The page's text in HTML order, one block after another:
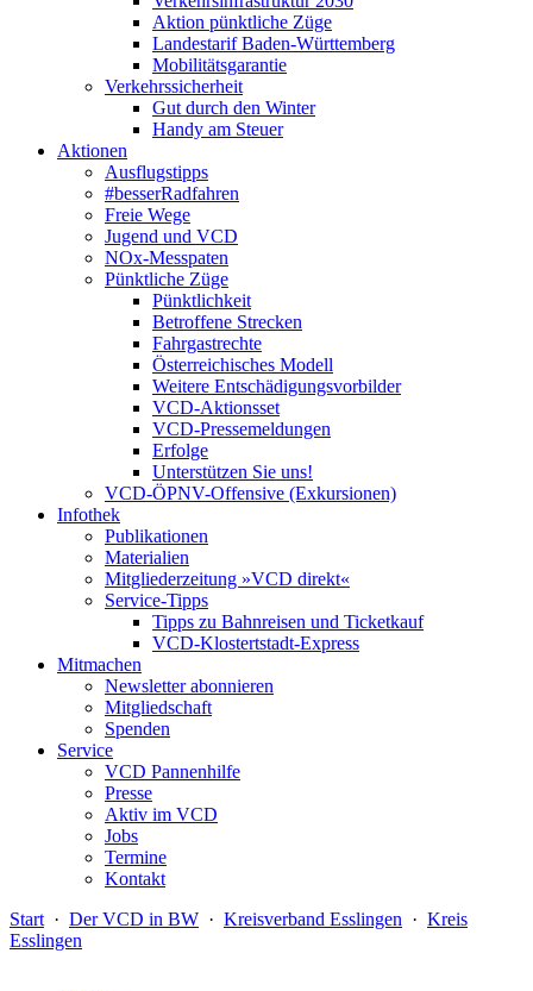
Aktion pünktliche Züge
Landestarif Baden-Württemberg
Mobilitätsgarantie
Verkehrssicherheit
Gut durch den Winter
Handy am Steuer
Aktionen
Ausflugstipps
#besserRadfahren
Freie Wege
Jugend und VCD
NOx-Messpaten
Pünktliche Züge
Pünktlichkeit
Betroffene Strecken
Fahrgastrechte
Österreichisches Modell
Weitere Entschädigungsvorbilder
VCD-Aktionsset
VCD-Pressemeldungen
Erfolge
Unterstützen Sie uns!
VCD-ÖPNV-Offensive (Exkursionen)
Infothek
Publikationen
Materialien
Mitgliederzeitung »VCD direkt«
Service-Tipps
Tipps zu Bahnreisen und Ticketkauf
VCD-Klostertstadt-Express
Mitmachen
Newsletter abonnieren
Mitgliedschaft
Spenden
Service
VCD Pannenhilfe
Presse
Aktiv im VCD
Jobs
Termine
Kontakt
Start · Der VCD in BW · Kreisverband Esslingen · Kreis
Esslingen